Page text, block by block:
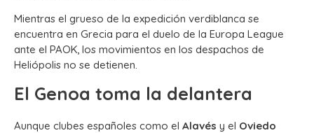
Mientras el grueso de la expedición verdiblanca se
encuentra en Grecia para el duelo de la Europa League
ante el PAOK, los movimientos en los despachos de
Heliópolis no se detienen.
El Genoa toma la delantera
Aunque clubes españoles como el Alavés y el Oviedo